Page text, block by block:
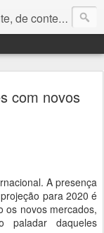
atualidades. e-mail do editor: chquadros2@gmail.com
com novos
A presença
para 2020 é
os novos mercados,
paladar daqueles